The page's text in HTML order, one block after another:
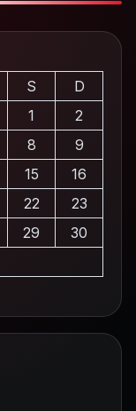
S
D
1
2
8
9
15
16
22
23
29
30